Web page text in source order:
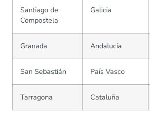
Santiago de
Compostela
Galicia
Granada Andalucía
San Sebastián País Vasco
Tarragona Cataluña